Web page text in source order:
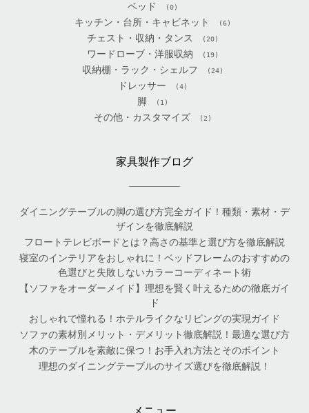
ベッド (0)
キッチン・台所・キャビネット (6)
チェスト・収納・タンス (20)
ワードローブ・洋服収納 (19)
収納棚・ラック・シェルフ (24)
ドレッサー (4)
脚 (1)
その他・カスタマイズ (2)
家具製作ブログ
ダイニングテーブルの脚の選び方完全ガイド！種類・素材・デ
ザインを徹底解説
フロートテレビボードとは？高さの基準と選び方を徹底解説
寝室のインテリアをおしゃれに！ベッドフレームのおすすめの
色選びと失敗しないカラーコーディネート術
【ソファをオーダーメイド】理想を賢く叶えるための徹底ガイ
ド
おしゃれで憧れる！ホテルライクなリビングの実現ガイド
ソファの素材別メリット・デメリット徹底解説！最適な選び方
木のテーブルを素敵に保つ！お手入れ方法とそのポイント
理想のダイニングテーブルのサイズ選びを徹底解説！